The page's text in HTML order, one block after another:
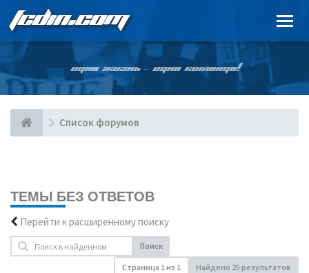
FCDIN.COM
ОДНА ЖИЗНЬ – ОДНА КОМАНДА!
Список форумов
ТЕМЫ БЕЗ ОТВЕТОВ
Перейти к расширенному поиску
Поиск
Страница 1из 1 Найдено 25 результатов